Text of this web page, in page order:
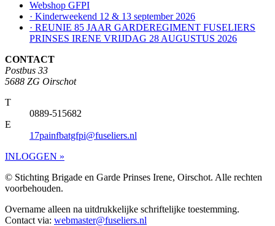
Webshop GFPI
· Kinderweekend 12 & 13 september 2026
· REUNIE 85 JAAR GARDEREGIMENT FUSELIERS
PRINSES IRENE VRIJDAG 28 AUGUSTUS 2026
CONTACT
Postbus 33
5688 ZG Oirschot
T
0889-515682
E
17painfbatgfpi@fuseliers.nl
INLOGGEN »
© Stichting Brigade en Garde Prinses Irene, Oirschot. Alle rechten
voorbehouden.
Overname alleen na uitdrukkelijke schriftelijke toestemming.
Contact via: webmaster@fuseliers.nl